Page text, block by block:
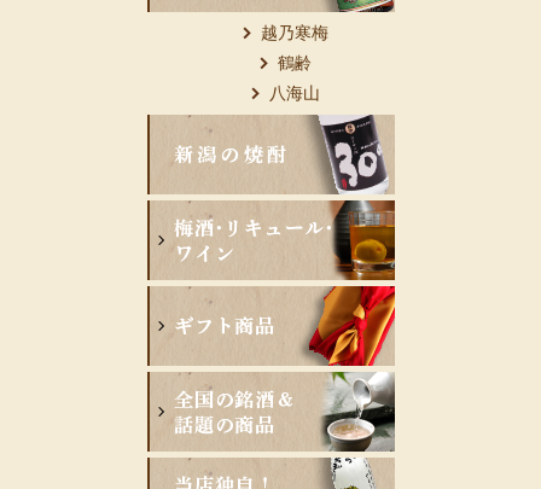
越乃寒梅
鶴齢
八海山